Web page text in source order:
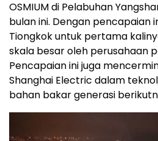
OSMIUM di Pelabuhan
bulan ini. Dengan pencapaian
Tiongkok untuk pertama
skala besar oleh perusahaan
Pencapaian ini juga
Shanghai Electric dalam
bahan bakar generasi